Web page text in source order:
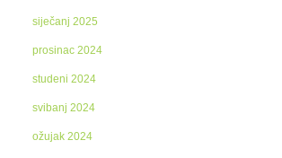
siječanj 2025
prosinac 2024
studeni 2024
svibanj 2024
ožujak 2024